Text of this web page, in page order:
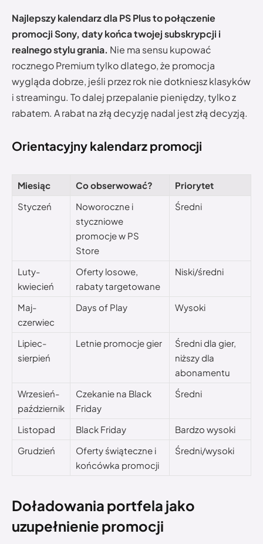
Najlepszy kalendarz dla PS Plus to połączenie
promocji Sony, daty końca twojej subskrypcji i
realnego stylu grania. Nie ma sensu kupować
rocznego Premium tylko dlatego, że promocja
wygląda dobrze, jeśli przez rok nie dotkniesz klasyków
i streamingu. To dalej przepalanie pieniędzy, tylko z
rabatem. A rabat na złą decyzję nadal jest złą decyzją.
Orientacyjny kalendarz promocji
Miesiąc Co obserwować?
Priorytet
Styczeń
Noworoczne i
styczniowe
promocje w PS
Store
Średni
Luty-
kwiecień
Oferty losowe,
rabaty targetowane
Niski/średni
Maj-
czerwiec
Days of Play Wysoki
Lipiec-
sierpień
Letnie promocje gier
Średni dla gier,
niższy dla
abonamentu
Wrzesień-
październik
Czekanie na Black
Friday
Średni
Listopad Black Friday
Bardzo wysoki
Grudzień
Oferty świąteczne i
końcówka promocji
Średni/wysoki
Doładowania portfela jako
uzupełnienie promocji